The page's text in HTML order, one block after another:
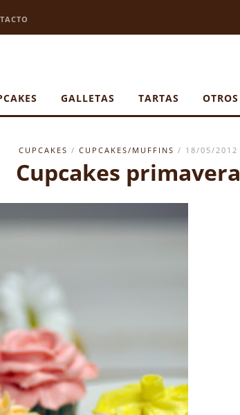
GALLETAS TARTAS OTROS
CUPCAKES / CUPCAKES/MUFFINS / 18/05/2012
Cupcakes primavera